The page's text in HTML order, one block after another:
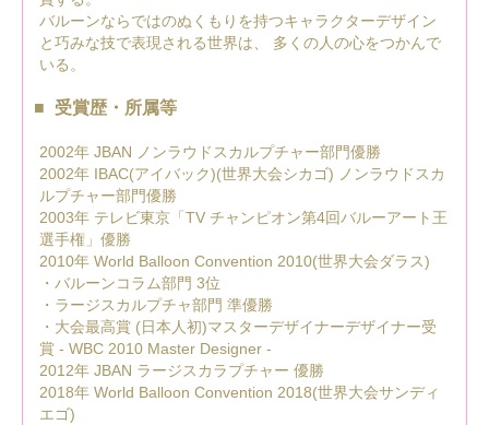
バルーンならではのぬくもりを持つキャラクターデザイン
と巧みな技で表現される世界は、 多くの人の心をつかんで
いる。
受賞歴・所属等
2002年 JBAN ノンラウドスカルプチャー部門優勝
2002年 IBAC(アイバック)(世界大会シカゴ) ノンラウドスカ
ルプチャー部門優勝
2003年 テレビ東京「TV チャンピオン第4回バルーアート王
選手権」優勝
2010年 World Balloon Convention 2010(世界大会ダラス)
・バルーンコラム部門 3位
・ラージスカルプチャ部門 準優勝
・大会最高賞 (日本人初)マスターデザイナーデザイナー受
賞 - WBC 2010 Master Designer -
2012年 JBAN ラージスカラプチャー 優勝
2018年 World Balloon Convention 2018(世界大会サンディ
エゴ)